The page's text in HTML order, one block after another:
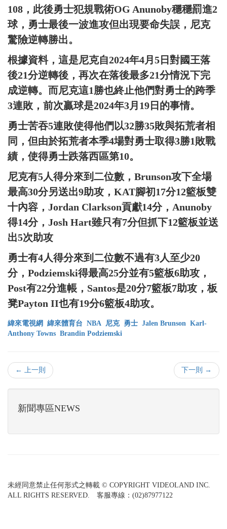
108，此後勇士犯規戰術OG Anunoby穩穩罰進2
球，勇士最後一波進攻但出現要命失誤，尼克
驚險逆轉勝出。
根據資料，這是尼克自2024年4月5日對國王落
後21分逆轉後，再次在落後最多21分情況下完
成逆轉。而尼克這1勝也終止他們對勇士的跨季
3連敗，前次贏球是2024年3月19日的事情。
勇士苦吞5連敗使得他們以32勝35敗與拓荒者相
同，但由於拓荒者本季4場對勇士取得3勝1敗戰
績，使得勇士跌落西區第10。
尼克有5人得分來到二位數，Brunson攻下全場
最高30分另送出9助攻，KAT腳初17分12籃板雙
十內容，Jordan Clarkson貢獻14分，Anunoby
得14分，Josh Hart雖只有7分但抓下12籃板並送
出5次助攻
勇士有4人得分來到二位數不過有3人至少20
分，Podziemski得最高25分並有5籃板6助攻，
Post有22分進帳，Santos是20分7籃板7助攻，板
凳Payton II也有19分6籃板4助攻。
緯來電視網 緯來體育台 NBA 尼克 勇士 Jalen Brunson Karl-
Anthony Towns Brandin Podziemski
← 上一則 下一則 →
新聞專區NEWS
未經同意禁止任何形式之轉載 © COPYRIGHT VIDEOLAND INC.
ALL RIGHTS RESERVED. 客服專線：(02)87977122